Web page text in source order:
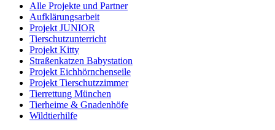
Alle Projekte und Partner
Aufklärungsarbeit
Projekt JUNIOR
Tierschutzunterricht
Projekt Kitty
Straßenkatzen Babystation
Projekt Eichhörnchenseile
Projekt Tierschutzzimmer
Tierrettung München
Tierheime & Gnadenhöfe
Wildtierhilfe